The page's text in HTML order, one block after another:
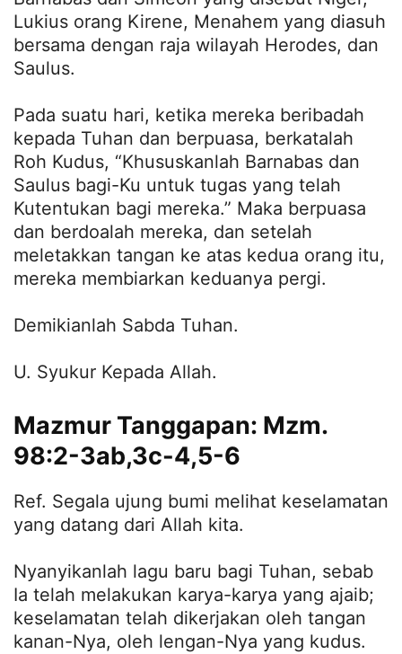
Lukius orang Kirene, Menahem yang diasuh
bersama dengan raja wilayah Herodes, dan
Saulus.
Pada suatu hari, ketika mereka beribadah
kepada Tuhan dan berpuasa, berkatalah
Roh Kudus, “Khususkanlah Barnabas dan
Saulus bagi-Ku untuk tugas yang telah
Kutentukan bagi mereka.” Maka berpuasa
dan berdoalah mereka, dan setelah
meletakkan tangan ke atas kedua orang itu,
mereka membiarkan keduanya pergi.
Demikianlah Sabda Tuhan.
U. Syukur Kepada Allah.
Mazmur Tanggapan: Mzm.
98:2-3ab,3c-4,5-6
Ref. Segala ujung bumi melihat keselamatan
yang datang dari Allah kita.
Nyanyikanlah lagu baru bagi Tuhan, sebab
Ia telah melakukan karya-karya yang ajaib;
keselamatan telah dikerjakan oleh tangan
kanan-Nya, oleh lengan-Nya yang kudus.